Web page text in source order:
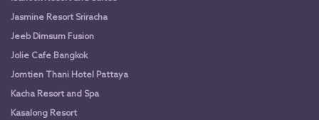
Jasmine Resort Sriracha
Jeeb Dimsum Fusion
Jolie Cafe Bangkok
Jomtien Thani Hotel Pattaya
Kacha Resort and Spa
Kasalong Resort